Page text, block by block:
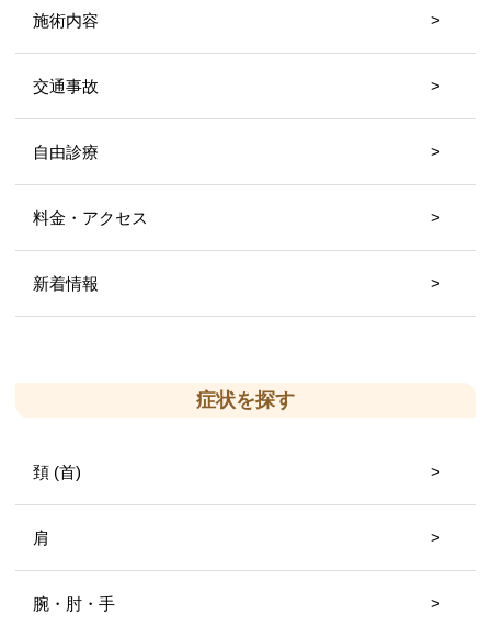
施術内容
交通事故
自由診療
料金・アクセス
新着情報
症状を探す
頚 (首)
肩
腕・肘・手